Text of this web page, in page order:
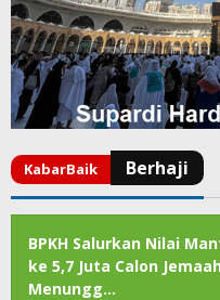
BPKH Salurkan Nilai
ke 5,7 Juta Calon
Menungg…